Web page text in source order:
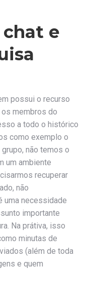
chat e
possui o recurso
membros do
a todo o histórico
como exemplo o
não temos o
um ambiente
recuperar
não
uma necessidade
importante
Na prátiva, isso
minutas de
(além de toda
e quem